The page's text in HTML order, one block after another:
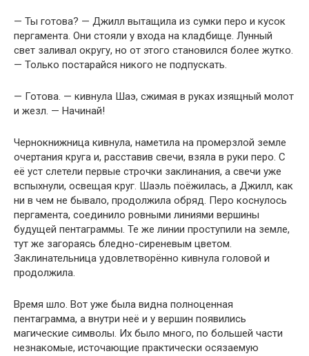
— Ты готова? — Джилл вытащила из сумки перо и кусок
пергамента. Они стояли у входа на кладбище. Лунный
свет заливал округу, но от этого становился более жутко.
— Только постарайся никого не подпускать.
— Готова. — кивнула Шаэ, сжимая в руках изящный молот
и жезл. — Начинай!
Чернокнижница кивнула, наметила на промерзлой земле
очертания круга и, расставив свечи, взяла в руки перо. С
её уст слетели первые строчки заклинания, а свечи уже
вспыхнули, освещая круг. Шаэль поёжилась, а Джилл, как
ни в чем не бывало, продолжила обряд. Перо коснулось
пергамента, соединило ровными линиями вершины
будущей пентаграммы. Те же линии проступили на земле,
тут же загораясь бледно-сиреневым цветом.
Заклинательница удовлетворённо кивнула головой и
продолжила.
Время шло. Вот уже была видна полноценная
пентаграмма, а внутри неё и у вершин появились
магические символы. Их было много, по большей части
незнакомые, источающие практически осязаемую